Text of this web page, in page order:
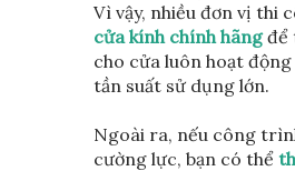
Vì vậy, nhiều đơn vị thi
cửa kính chính hãngđể
cho cửa luôn hoạt
tần suất sử dụng lớn.
Ngoài ra, nếu công
cường lực, bạn có thể